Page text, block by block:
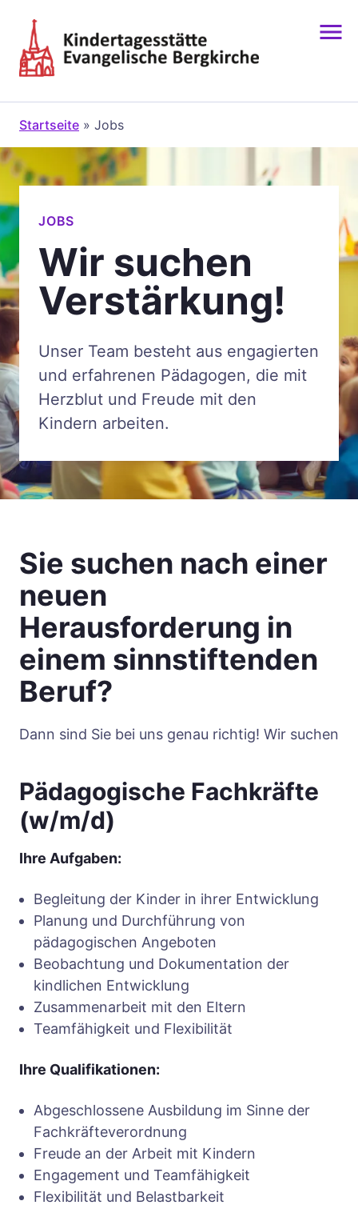
Inhalt
springen
Startseite » Jobs
JOBS
Wir suchen
Verstärkung!
Unser Team besteht aus engagierten
und erfahrenen Pädagogen, die mit
Herzblut und Freude mit den
Kindern arbeiten.
Sie suchen nach einer
neuen
Herausforderung in
einem sinnstiftenden
Beruf?
Dann sind Sie bei uns genau richtig! Wir suchen
Pädagogische Fachkräfte
(w/m/d)
Ihre Aufgaben:
Begleitung der Kinder in ihrer Entwicklung
Planung und Durchführung von
pädagogischen Angeboten
Beobachtung und Dokumentation der
kindlichen Entwicklung
Zusammenarbeit mit den Eltern
Teamfähigkeit und Flexibilität
Ihre Qualifikationen:
Abgeschlossene Ausbildung im Sinne der
Fachkräfteverordnung
Freude an der Arbeit mit Kindern
Engagement und Teamfähigkeit
Flexibilität und Belastbarkeit